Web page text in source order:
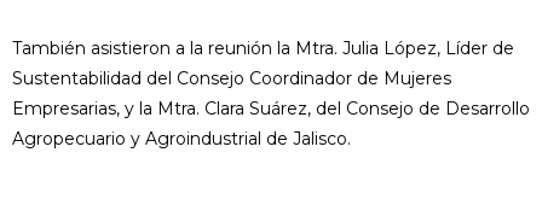
También asistieron a la reunión la Mtra. Julia López, Líder de
Sustentabilidad del Consejo Coordinador de Mujeres
Empresarias, y la Mtra. Clara Suárez, del Consejo de Desarrollo
Agropecuario y Agroindustrial de Jalisco.